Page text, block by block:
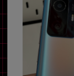
OSの絞り込み